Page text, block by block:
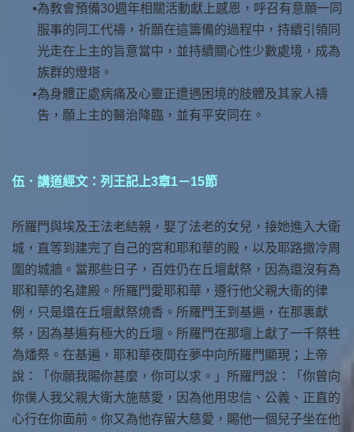
為教會預備30週年相關活動獻上感恩，呼召有意願一同
服事的同工代禱，祈願在這籌備的過程中，持續引領同
光走在上主的旨意當中，並持續關心性少數處境，成為
族群的燈塔。
為身體正處病痛及心靈正遭遇困境的肢體及其家人禱
告，願上主的醫治降臨，並有平安同在。
伍．講道經文：列王記上3章1－15節
所羅門與埃及王法老結親，娶了法老的女兒，接她進入大衛
城，直等到建完了自己的宮和耶和華的殿，以及耶路撒冷周
圍的城牆。當那些日子，百姓仍在丘壇獻祭，因為還沒有為
耶和華的名建殿。所羅門愛耶和華，遵行他父親大衛的律
例，只是還在丘壇獻祭燒香。所羅門王到基遍，在那裏獻
祭，因為基遍有極大的丘壇。所羅門在那壇上獻了一千祭牲
為燔祭。在基遍，耶和華夜間在夢中向所羅門顯現；上帝
說：「你願我賜你甚麼，你可以求。」所羅門說：「你曾向
你僕人我父親大衛大施慈愛，因為他用忠信、公義、正直的
心行在你面前。你又為他存留大慈愛，賜他一個兒子坐在他